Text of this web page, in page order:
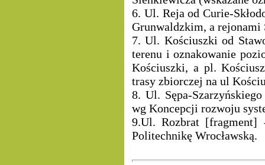
6. Ul. Reja od Curie-
Grunwaldzkim, a rejonami
7. Ul. Kościuszki od
terenu i oznakowanie
Kościuszki, a pl.
trasy zbiorczej na ul
8. Ul. Sępa-
wg Koncepcji rozwoju
9.Ul. Rozbrat
Politechnikę Wrocławską.